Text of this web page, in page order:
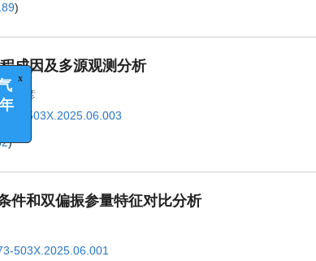
)
成因及多源观测分析
, 黄彦
503X.2025.06.003
)
件和双偏振参量特征对比分析
503X.2025.06.001
x
降水天气
年
分析